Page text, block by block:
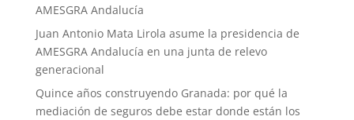
AMESGRA Andalucía
Juan Antonio Mata Lirola asume la presidencia de
AMESGRA Andalucía en una junta de relevo
generacional
Quince años construyendo Granada: por qué la
mediación de seguros debe estar donde están los